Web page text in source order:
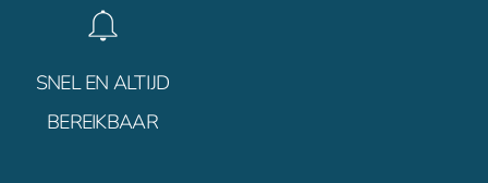
SNEL EN ALTIJD
BEREIKBAAR